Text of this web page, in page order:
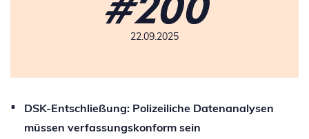
22.09.2025
DSK-Entschließung: Polizeiliche Datenanalysen
müssen verfassungskonform sein